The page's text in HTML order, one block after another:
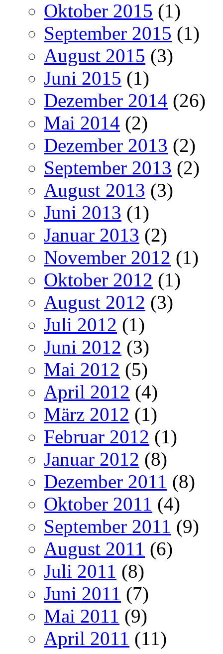
Oktober 2015 (1)
September 2015 (1)
August 2015 (3)
Juni 2015 (1)
Dezember 2014 (26)
Mai 2014 (2)
Dezember 2013 (2)
September 2013 (2)
August 2013 (3)
Juni 2013 (1)
Januar 2013 (2)
November 2012 (1)
Oktober 2012 (1)
August 2012 (3)
Juli 2012 (1)
Juni 2012 (3)
Mai 2012 (5)
April 2012 (4)
März 2012 (1)
Februar 2012 (1)
Januar 2012 (8)
Dezember 2011 (8)
Oktober 2011 (4)
September 2011 (9)
August 2011 (6)
Juli 2011 (8)
Juni 2011 (7)
Mai 2011 (9)
April 2011 (11)